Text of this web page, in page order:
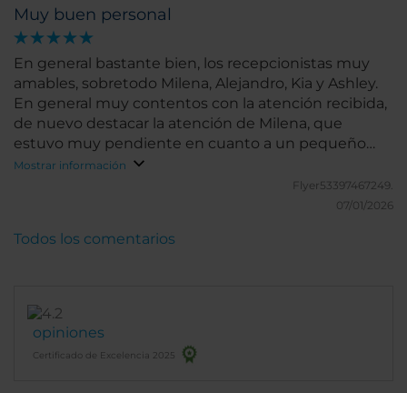
Muy buen personal
En general bastante bien, los recepcionistas muy
amables, sobretodo Milena, Alejandro, Kia y Ashley.
En general muy contentos con la atención recibida,
de nuevo destacar la atención de Milena, que
estuvo muy pendiente en cuanto a un pequeño
problema que tuvimos en cuanto a la limpieza. Tras
solucionarlo nos compensaron por lo ocurrido.
Mostrar información
Flyer53397467249.
07/01/2026
opiniones
Certificado de Excelencia 2025
Todos los comentarios